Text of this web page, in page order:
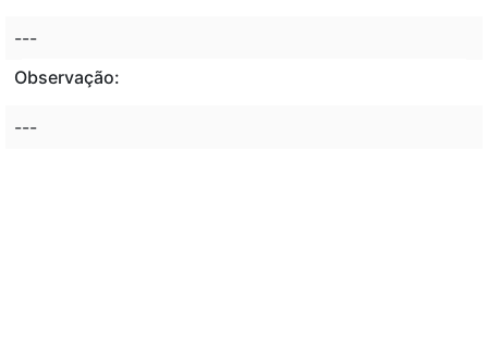
---
Observação:
---